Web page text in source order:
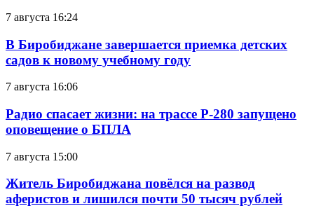
7 августа 16:24
В Биробиджане завершается приемка детских
садов к новому учебному году
7 августа 16:06
Радио спасает жизни: на трассе Р-280 запущено
оповещение о БПЛА
7 августа 15:00
Житель Биробиджана повёлся на развод
аферистов и лишился почти 50 тысяч рублей